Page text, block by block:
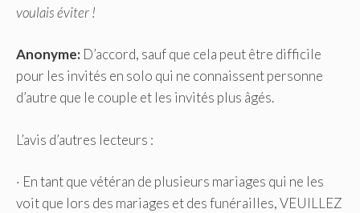
voulais éviter !
Anonyme: D’accord, sauf que cela peut être difficile
pour les invités en solo qui ne connaissent personne
d’autre que le couple et les invités plus âgés.
L’avis d’autres lecteurs :
· En tant que vétéran de plusieurs mariages qui ne les
voit que lors des mariages et des funérailles, VEUILLEZ